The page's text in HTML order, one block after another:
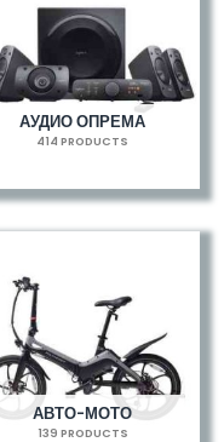
АУДИО ОПРЕМА
414 PRODUCTS
АВТО-МОТО
139 PRODUCTS